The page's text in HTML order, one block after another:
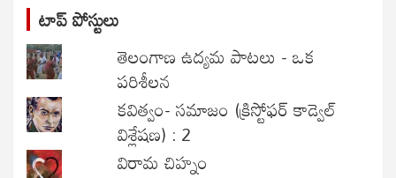
టాప్ పోస్టులు
తెలంగాణ ఉద్యమ పాటలు - ఒక
పరిశీలన
కవిత్వం- సమాజం (క్రిస్టోఫర్ కాడ్వెల్
విశ్లేషణ) : 2
విరామ చిహ్నం